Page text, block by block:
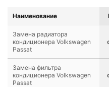
Наименование
Замена радиатора
кондиционера Volkswagen
Passat
Замена фильтра
кондиционера Volkswagen
Passat